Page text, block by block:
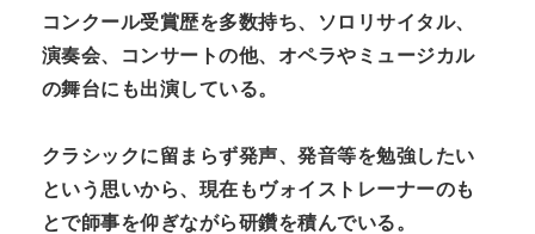
コンクール受賞歴を多数持ち、ソロリサイタル、
演奏会、コンサートの他、オペラやミュージカル
の舞台にも出演している。
クラシックに留まらず発声、発音等を勉強したい
という思いから、現在もヴォイストレーナーのも
とで師事を仰ぎながら研鑽を積んでいる。